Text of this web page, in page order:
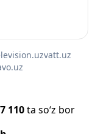
vatt.uz
110ta so‘z bor